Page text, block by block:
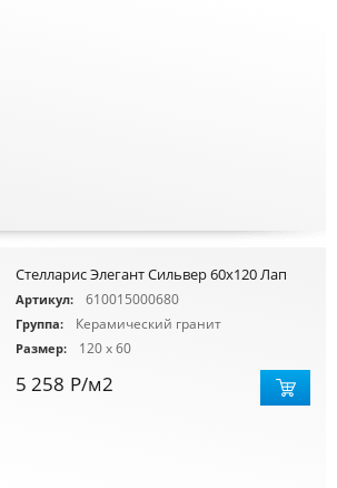
Стелларис Элегант Сильвер 60х120 Лап
Артикул: 610015000680
Группа: Керамический гранит
Размер: 120 x 60
5 258 Р/м2